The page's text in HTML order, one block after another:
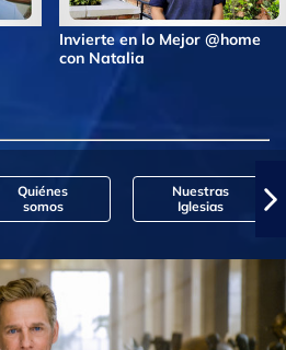
Invierte en lo Mejor @home
con Natalia
Quiénes
somos
Nuestras
Iglesias